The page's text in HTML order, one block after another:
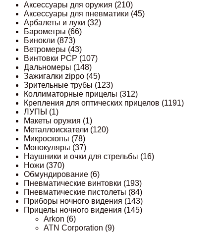
Аксессуары для оружия (210)
Аксессуары для пневматики (45)
Арбалеты и луки (32)
Барометры (66)
Бинокли (873)
Ветромеры (43)
Винтовки PCP (107)
Дальномеры (148)
Зажигалки zippo (45)
Зрительные трубы (123)
Коллиматорные прицелы (312)
Крепления для оптических прицелов (1191)
ЛУПЫ (1)
Макеты оружия (1)
Металлоискатели (120)
Микроскопы (78)
Монокуляры (37)
Наушники и очки для стрельбы (16)
Ножи (370)
Обмундирование (6)
Пневматические винтовки (193)
Пневматические пистолеты (84)
Приборы ночного видения (143)
Прицелы ночного видения (145)
Arkon (6)
ATN Corporation (9)